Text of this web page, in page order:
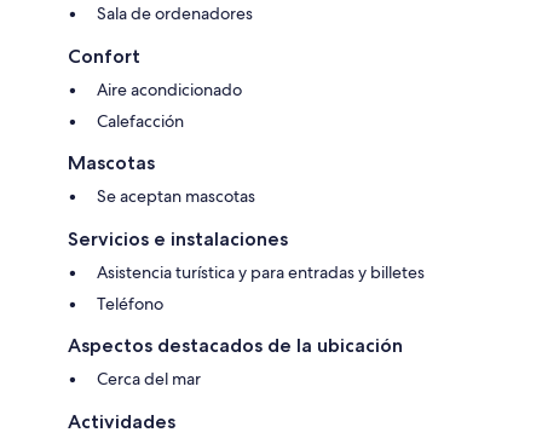
Sala de ordenadores
Confort
Aire acondicionado
Calefacción
Mascotas
Se aceptan mascotas
Servicios e instalaciones
Asistencia turística y para entradas y billetes
Teléfono
Aspectos destacados de la ubicación
Cerca del mar
Actividades